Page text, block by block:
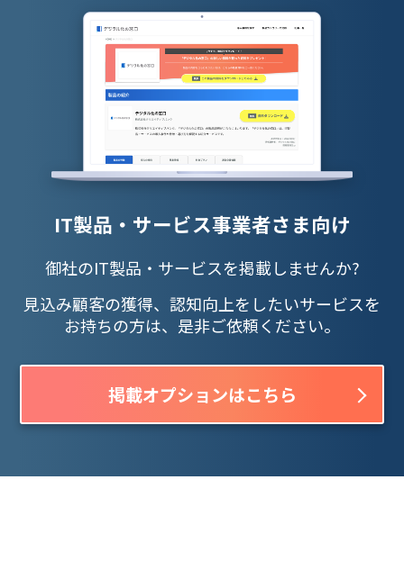
IT製品・サービス事業者さま向け
御社のIT製品・サービスを掲載しませんか?
見込み顧客の獲得、認知向上をしたいサービスを
お持ちの方は、是非ご依頼ください。
掲載オプションはこちら